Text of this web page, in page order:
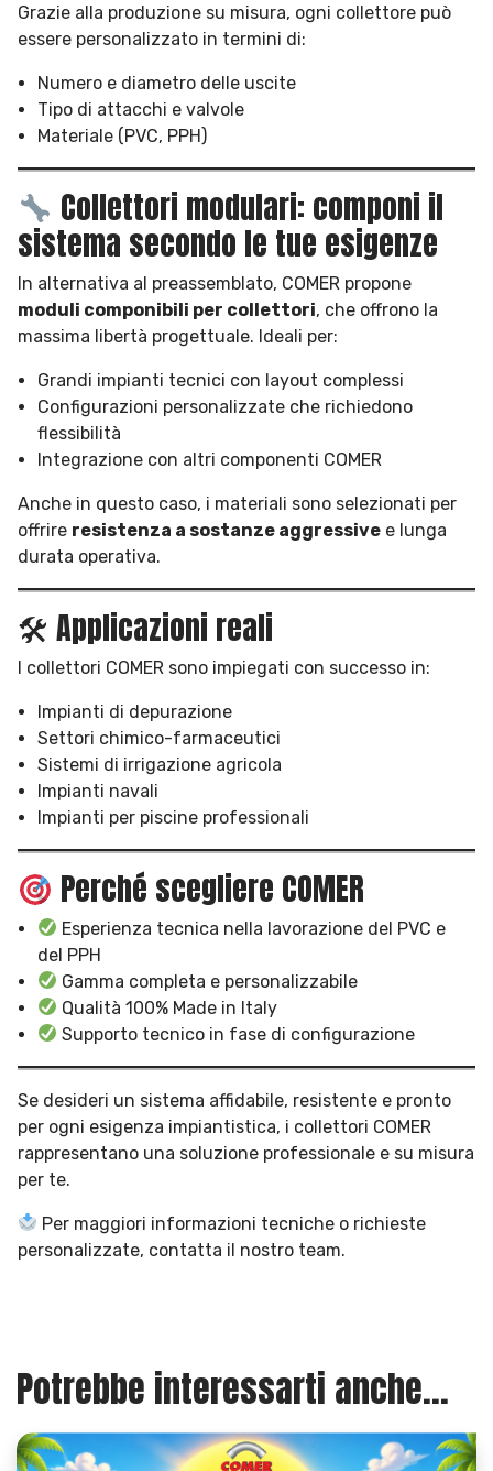
Grazie alla produzione su misura, ogni collettore può
essere personalizzato in termini di:
Numero e diametro delle uscite
Tipo di attacchi e valvole
Materiale (PVC, PPH)
Collettori modulari: componi il
sistema secondo le tue esigenze
In alternativa al preassemblato, COMER propone
moduli componibili per collettori, che offrono la
massima libertà progettuale. Ideali per:
Grandi impianti tecnici con layout complessi
Configurazioni personalizzate che richiedono
flessibilità
Integrazione con altri componenti COMER
Anche in questo caso, i materiali sono selezionati per
offrire resistenza a sostanze aggressive e lunga
durata operativa.
🛠 Applicazioni reali
I collettori COMER sono impiegati con successo in:
Impianti di depurazione
Settori chimico-farmaceutici
Sistemi di irrigazione agricola
Impianti navali
Impianti per piscine professionali
Perché scegliere COMER
Esperienza tecnica nella lavorazione del PVC e
del PPH
Gamma completa e personalizzabile
Qualità 100% Made in Italy
Supporto tecnico in fase di configurazione
Se desideri un sistema affidabile, resistente e pronto
per ogni esigenza impiantistica, i collettori COMER
rappresentano una soluzione professionale e su misura
per te.
Per maggiori informazioni tecniche o richieste
personalizzate, contatta il nostro team.
Potrebbe interessarti anche...